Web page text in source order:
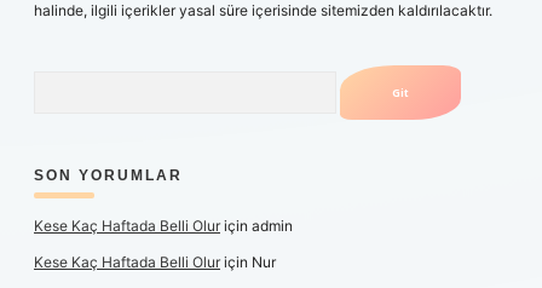
halinde, ilgili içerikler yasal süre içerisinde sitemizden kaldırılacaktır.
SON YORUMLAR
Kese Kaç Haftada Belli Oluriçin admin
Kese Kaç Haftada Belli Oluriçin Nur